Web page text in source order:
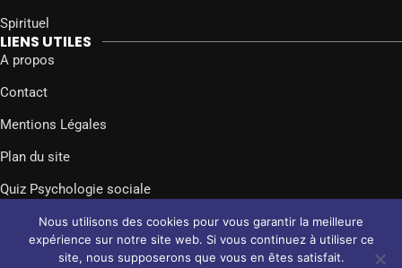
Spirituel
LIENS UTILES
A propos
Contact
Mentions Légales
Plan du site
Quiz Psychologie sociale
Facebook Twitter Instagram
Nous utilisons des cookies pour vous garantir la meilleure
expérience sur notre site web. Si vous continuez à utiliser ce
site, nous supposerons que vous en êtes satisfait.